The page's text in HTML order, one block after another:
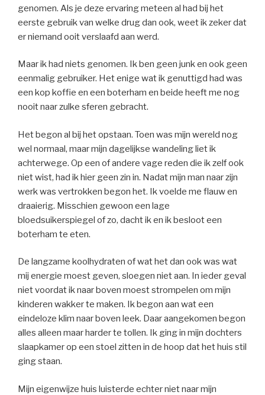
genomen. Als je deze ervaring meteen al had bij het
eerste gebruik van welke drug dan ook, weet ik zeker dat
er niemand ooit verslaafd aan werd.
Maar ik had niets genomen. Ik ben geen junk en ook geen
eenmalig gebruiker. Het enige wat ik genuttigd had was
een kop koffie en een boterham en beide heeft me nog
nooit naar zulke sferen gebracht.
Het begon al bij het opstaan. Toen was mijn wereld nog
wel normaal, maar mijn dagelijkse wandeling liet ik
achterwege. Op een of andere vage reden die ik zelf ook
niet wist, had ik hier geen zin in. Nadat mijn man naar zijn
werk was vertrokken begon het. Ik voelde me flauw en
draaierig. Misschien gewoon een lage
bloedsuikerspiegel of zo, dacht ik en ik besloot een
boterham te eten.
De langzame koolhydraten of wat het dan ook was wat
mij energie moest geven, sloegen niet aan. In ieder geval
niet voordat ik naar boven moest strompelen om mijn
kinderen wakker te maken. Ik begon aan wat een
eindeloze klim naar boven leek. Daar aangekomen begon
alles alleen maar harder te tollen. Ik ging in mijn dochters
slaapkamer op een stoel zitten in de hoop dat het huis stil
ging staan.
Mijn eigenwijze huis luisterde echter niet naar mijn